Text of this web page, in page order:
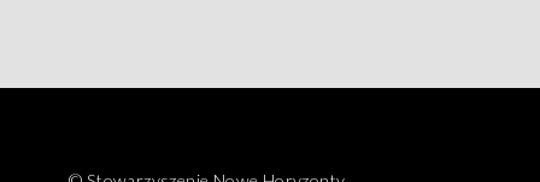
Korzystanie ze wszystkich aplikacji Serwisu może być